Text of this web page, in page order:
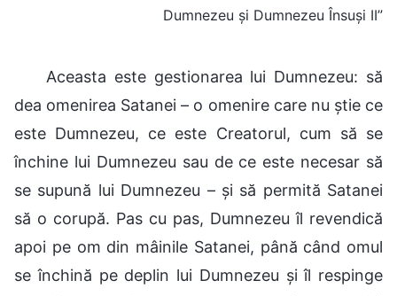
Dumnezeu și Dumnezeu Însuși II”
Aceasta este gestionarea lui Dumnezeu: să
dea omenirea Satanei – o omenire care nu știe ce
este Dumnezeu, ce este Creatorul, cum să se
închine lui Dumnezeu sau de ce este necesar să
se supună lui Dumnezeu – și să permită Satanei
să o corupă. Pas cu pas, Dumnezeu îl revendică
apoi pe om din mâinile Satanei, până când omul
se închină pe deplin lui Dumnezeu și îl respinge